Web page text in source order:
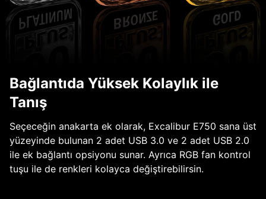
Bağlantıda Yüksek Kolaylık ile
Tanış
Seçeceğin anakarta ek olarak, Excalibur E750 sana üst
yüzeyinde bulunan 2 adet USB 3.0 ve 2 adet USB 2.0
ile ek bağlantı opsiyonu sunar. Ayrıca RGB fan kontrol
tuşu ile de renkleri kolayca değiştirebilirsin.